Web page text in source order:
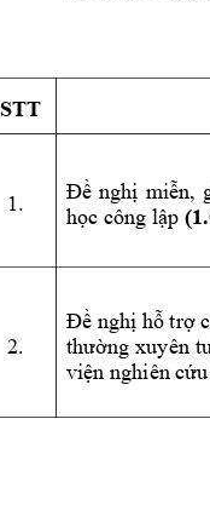
STT
1.
Đề nghị miễn,
học công lập
2.
Đề nghị hỗ trợ
thường xuyên
viện nghiên cứu